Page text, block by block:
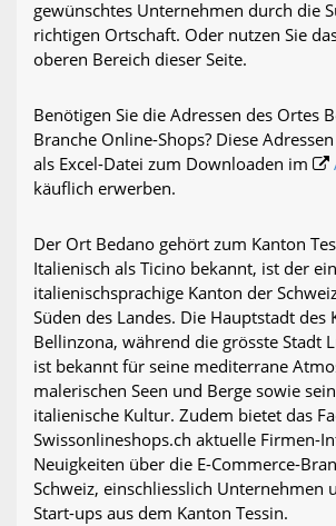
gewünschtes Unternehmen durch die
richtigen Ortschaft. Oder nutzen Sie
oberen Bereich dieser Seite.
Benötigen Sie die Adressen des Ortes
Branche Online-Shops? Diese
als Excel-Datei zum Downloaden im
käuflich erwerben.
Der Ort Bedano gehört zum Kanton
Italienisch als Ticino bekannt, ist der
italienischsprachige Kanton der
Süden des Landes. Die Hauptstadt des
Bellinzona, während die grösste Stadt
ist bekannt für seine mediterrane
malerischen Seen und Berge sowie
italienische Kultur. Zudem bietet das
Swissonlineshops.ch aktuelle Firmen-
Neuigkeiten über die E-Commerce-
Schweiz, einschliesslich Unternehmen
Start-ups aus dem Kanton Tessin.